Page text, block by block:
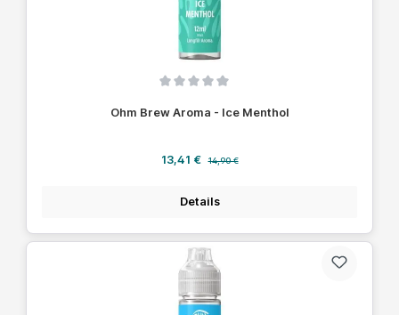
Ohm Brew Aroma - Ice Menthol
Verkaufspreis:
13,41 € 14,90 €
Details